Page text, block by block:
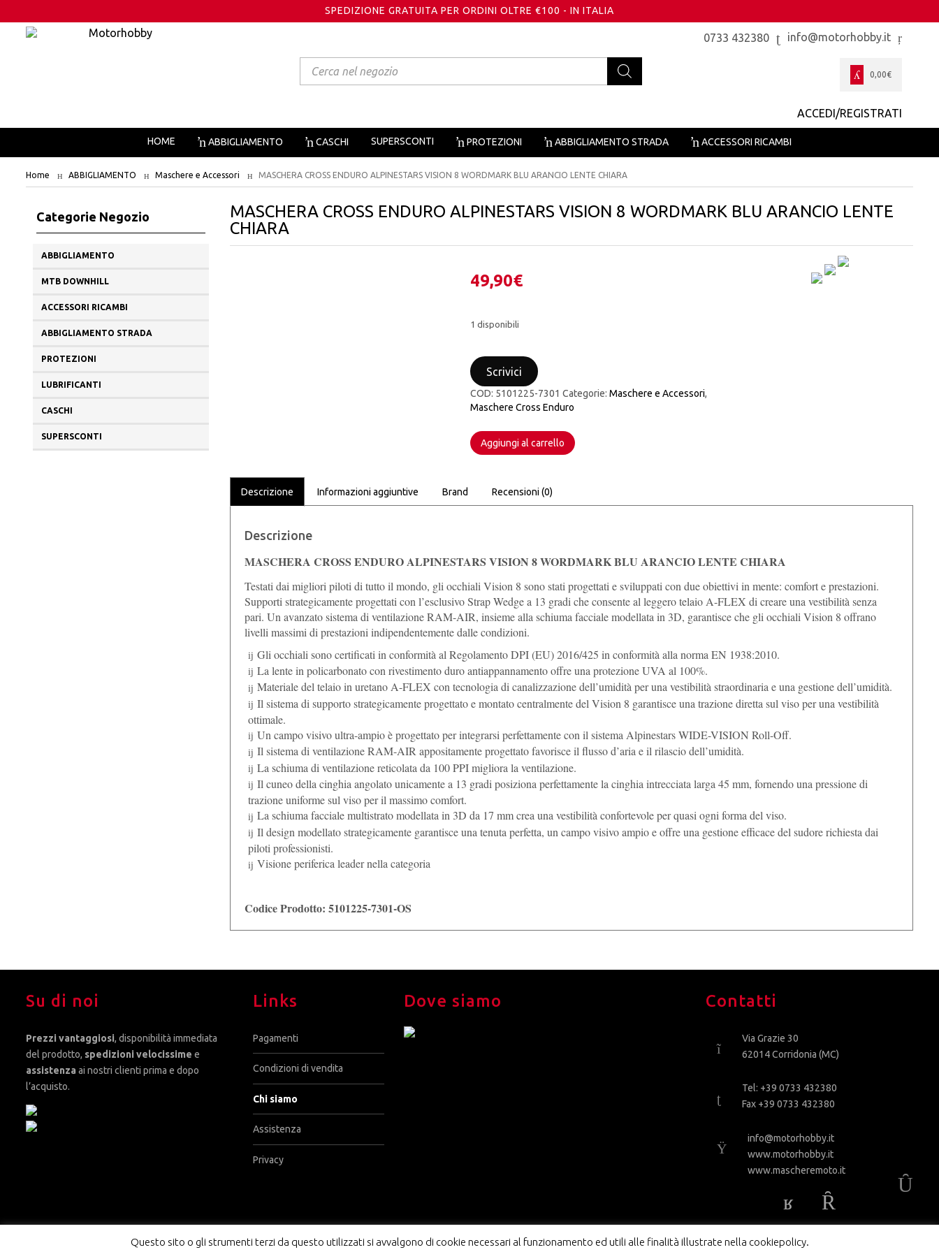
SPEDIZIONE GRATUITA PER ORDINI OLTRE €100 - IN ITALIA
Products
search
info@motorhobby.it
0733 432380
0,00€
ACCEDI/REGISTRATI
HOME ABBIGLIAMENTO CASCHI SUPERSCONTI PROTEZIONI ABBIGLIAMENTO STRADA ACCESSORI RICAMBI
Home ABBIGLIAMENTO Maschere e Accessori MASCHERA CROSS ENDURO ALPINESTARS VISION 8 WORDMARK BLU ARANCIO LENTE CHIARA
Categorie Negozio
ABBIGLIAMENTO
MTB DOWNHILL
ACCESSORI RICAMBI
ABBIGLIAMENTO STRADA
PROTEZIONI
LUBRIFICANTI
CASCHI
SUPERSCONTI
MASCHERA CROSS ENDURO ALPINESTARS VISION 8 WORDMARK BLU ARANCIO LENTE
CHIARA
49,90€
1 disponibili
CROSS
ENDURO
ALPINESTARS
VISION
8
BLU
ARANCIO
quantità
Scrivici
COD: 5101225-7301 Categorie:Maschere e Accessori,
Maschere Cross Enduro
Aggiungi al carrello
Descrizione Informazioni aggiuntive Brand Recensioni (0)
Descrizione
MASCHERA CROSS ENDURO ALPINESTARS VISION 8 WORDMARK BLU ARANCIO LENTE CHIARA
Testati dai migliori piloti di tutto il mondo, gli occhiali Vision 8 sono stati progettati e sviluppati con due obiettivi in mente: comfort e prestazioni.
Supporti strategicamente progettati con l’esclusivo Strap Wedge a 13 gradi che consente al leggero telaio A-FLEX di creare una vestibilità senza
pari. Un avanzato sistema di ventilazione RAM-AIR, insieme alla schiuma facciale modellata in 3D, garantisce che gli occhiali Vision 8 offrano
livelli massimi di prestazioni indipendentemente dalle condizioni.
Gli occhiali sono certificati in conformità al Regolamento DPI (EU) 2016/425 in conformità alla norma EN 1938:2010.
La lente in policarbonato con rivestimento duro antiappannamento offre una protezione UVA al 100%.
Materiale del telaio in uretano A-FLEX con tecnologia di canalizzazione dell’umidità per una vestibilità straordinaria e una gestione dell’umidità.
Il sistema di supporto strategicamente progettato e montato centralmente del Vision 8 garantisce una trazione diretta sul viso per una vestibilità
ottimale.
Un campo visivo ultra-ampio è progettato per integrarsi perfettamente con il sistema Alpinestars WIDE-VISION Roll-Off.
Il sistema di ventilazione RAM-AIR appositamente progettato favorisce il flusso d’aria e il rilascio dell’umidità.
La schiuma di ventilazione reticolata da 100 PPI migliora la ventilazione.
Il cuneo della cinghia angolato unicamente a 13 gradi posiziona perfettamente la cinghia intrecciata larga 45 mm, fornendo una pressione di
trazione uniforme sul viso per il massimo comfort.
La schiuma facciale multistrato modellata in 3D da 17 mm crea una vestibilità confortevole per quasi ogni forma del viso.
Il design modellato strategicamente garantisce una tenuta perfetta, un campo visivo ampio e offre una gestione efficace del sudore richiesta dai
piloti professionisti.
Visione periferica leader nella categoria
Codice Prodotto: 5101225-7301-OS
Su di noi
Prezzi vantaggiosi, disponibilità immediata
del prodotto, spedizioni velocissime e
assistenza ai nostri clienti prima e dopo
l’acquisto.
Links
Pagamenti
Condizioni di vendita
Chi siamo
Assistenza
Privacy
Dove siamo Contatti
Via Grazie 30
62014 Corridonia (MC)
Tel: +39 0733 432380
Fax +39 0733 432380
info@motorhobby.it
www.motorhobby.it
www.mascheremoto.it
Questo sito o gli strumenti terzi da questo utilizzati si avvalgono di cookie necessari al funzionamento ed utili alle finalità illustrate nella cookiepolicy.